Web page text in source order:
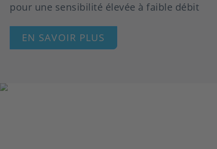
pour une sensibilité élevée à faible débit
EN SAVOIR PLUS